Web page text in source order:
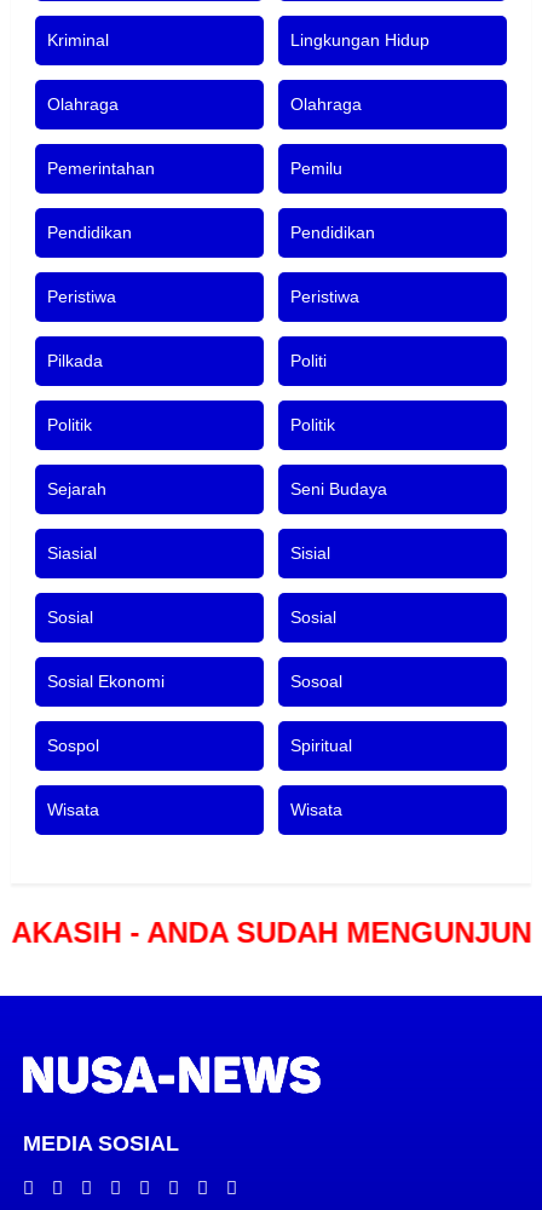
Kriminal Lingkungan Hidup
Olahraga Olahraga
Pemerintahan Pemilu
Pendidikan Pendidikan
Peristiwa Peristiwa
Pilkada Politi
Politik Politik
Sejarah Seni Budaya
Siasial Sisial
Sosial Sosial
Sosial Ekonomi Sosoal
Sospol Spiritual
Wisata Wisata
SUDAH MENGUNJUNGI
MEDIA SOSIAL